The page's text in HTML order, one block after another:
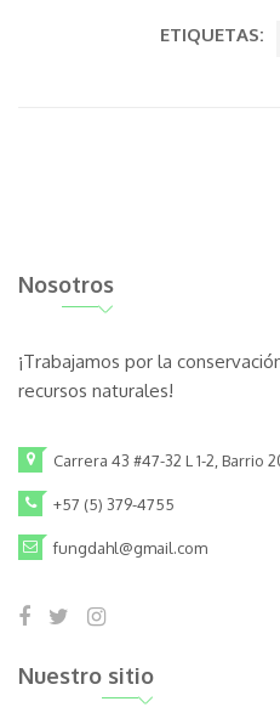
ETIQUETAS:
Nosotros
¡Trabajamos por la
recursos naturales!
Carrera 43 #47-32 L 1-2, Barrio
+57 (5) 379-4755
fungdahl@gmail.com
Nuestro sitio